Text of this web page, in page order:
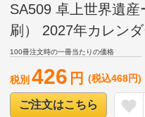
SA509 卓上世界遺
刷） 2027年カレン
100冊注文時の一冊当たりの価格
税別426 円 (税込468円)
ご注文はこちら